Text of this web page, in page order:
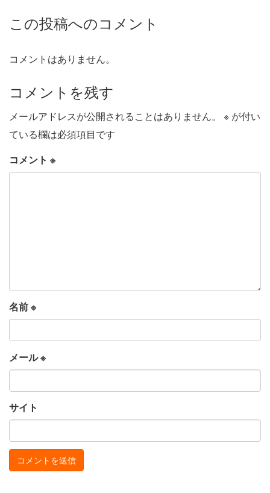
この投稿へのコメント
コメントはありません。
コメントを残す
メールアドレスが公開されることはありません。 ※ が付い
ている欄は必須項目です
コメント ※
名前※
メール※
サイト